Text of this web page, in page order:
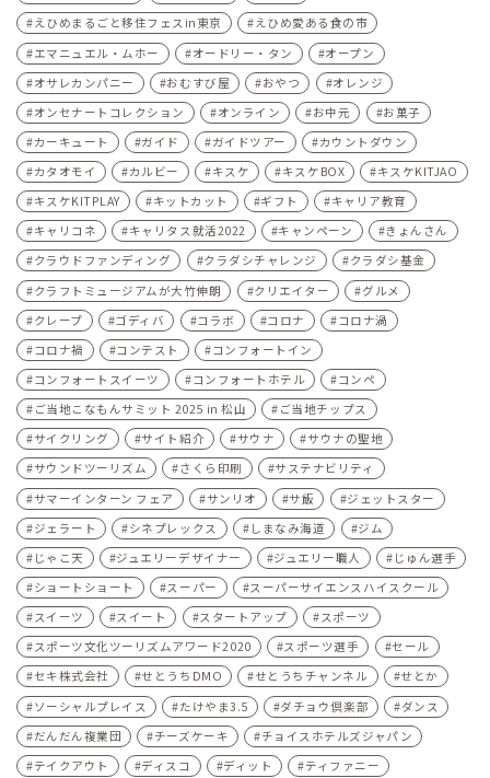
えひめまるごと移住フェスin東京
えひめ愛ある食の市
エマニュエル・ムホー
オードリー・タン
オープン
オサレカンパニー
おむすび屋 おやつ
オレンジ
オンセナートコレクション
オンライン お中元
お菓子
カーキュート
ガイド ガイドツアー
カウントダウン
カタオモイ
カルビー キスケ キスケBOX
キスケKITJAO
キスケKITPLAY
キットカット ギフト
キャリア教育
キャリコネ
キャリタス就活2022 キャンペーン
きょんさん
クラウドファンディング
クラダシチャレンジ
クラダシ基金
クラフトミュージアムが大竹伸朗
クリエイター
グルメ
クレープ
ゴディバ コラボ コロナ
コロナ渦
コロナ禍
コンテスト
コンフォートイン
コンフォートスイーツ
コンフォートホテル
コンペ
ご当地こなもんサミット 2025 in 松山
ご当地チップス
サイクリング
サイト紹介 サウナ
サウナの聖地
サウンドツーリズム
さくら印刷
サステナビリティ
サマーインターン フェア
サンリオ サ飯
ジェットスター
ジェラート
シネプレックス しまなみ海道
ジム
じゃこ天
ジュエリーデザイナー ジュエリー職人
じゅん選手
ショートショート
スーパー
スーパーサイエンスハイスクール
スイーツ
スイート スタートアップ
スポーツ
スポーツ文化ツーリズムアワード2020
スポーツ選手
セール
セキ株式会社
せとうちDMO せとうちチャンネル
せとか
ソーシャルプレイス
たけやま3.5 ダチョウ倶楽部
ダンス
だんだん複業団
チーズケーキ
チョイスホテルズジャパン
テイクアウト
ディスコ ディット
ティファニー